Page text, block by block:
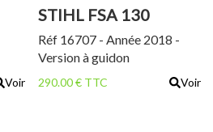
Voir
STIHL FSA 130
Réf 16707 - Année 2018 -
Version à guidon
290.00 € TTC Voir